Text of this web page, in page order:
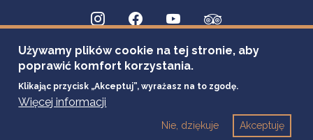
Używamy plików cookie na tej stronie, aby
poprawić komfort korzystania.
Klikając przycisk „Akceptuj”, wyrażasz na to zgodę.
Więcej informacji
Akceptuję
Nie, dziękuje